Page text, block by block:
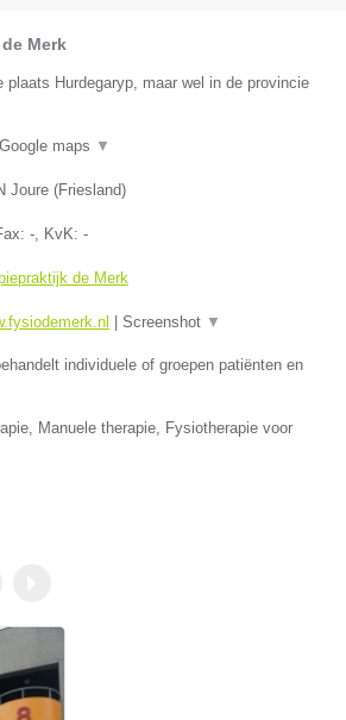
Merk
plaats Hurdegaryp, maar wel in de provincie
Google maps ▼
Joure (Friesland)
-, KvK: -
de Merk
Screenshot ▼
individuele of groepen patiënten en
Manuele therapie, Fysiotherapie voor